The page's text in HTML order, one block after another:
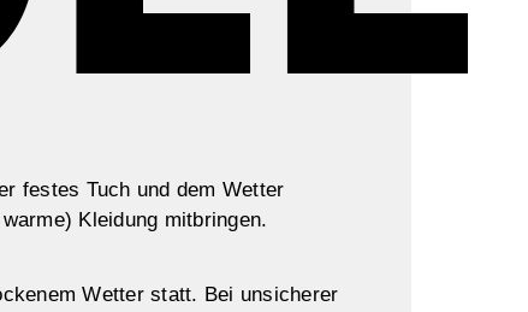
festes Tuch und dem Wetter
Kleidung mitbringen.
Wetter statt. Bei unsicherer